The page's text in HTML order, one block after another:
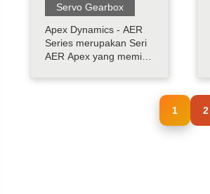
Servo Gearbox
Apex Dynamics - AER
Series merupakan Seri
AER Apex yang memiliki
gigi heliks dan memiliki
1 2